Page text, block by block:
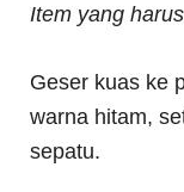
Item yang
Geser kuas ke
warna hitam,
sepatu.